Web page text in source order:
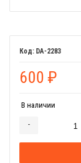
DA-2283
600 ₽
В наличии
-